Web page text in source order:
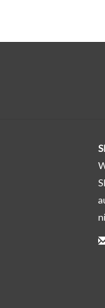
de productfoto te